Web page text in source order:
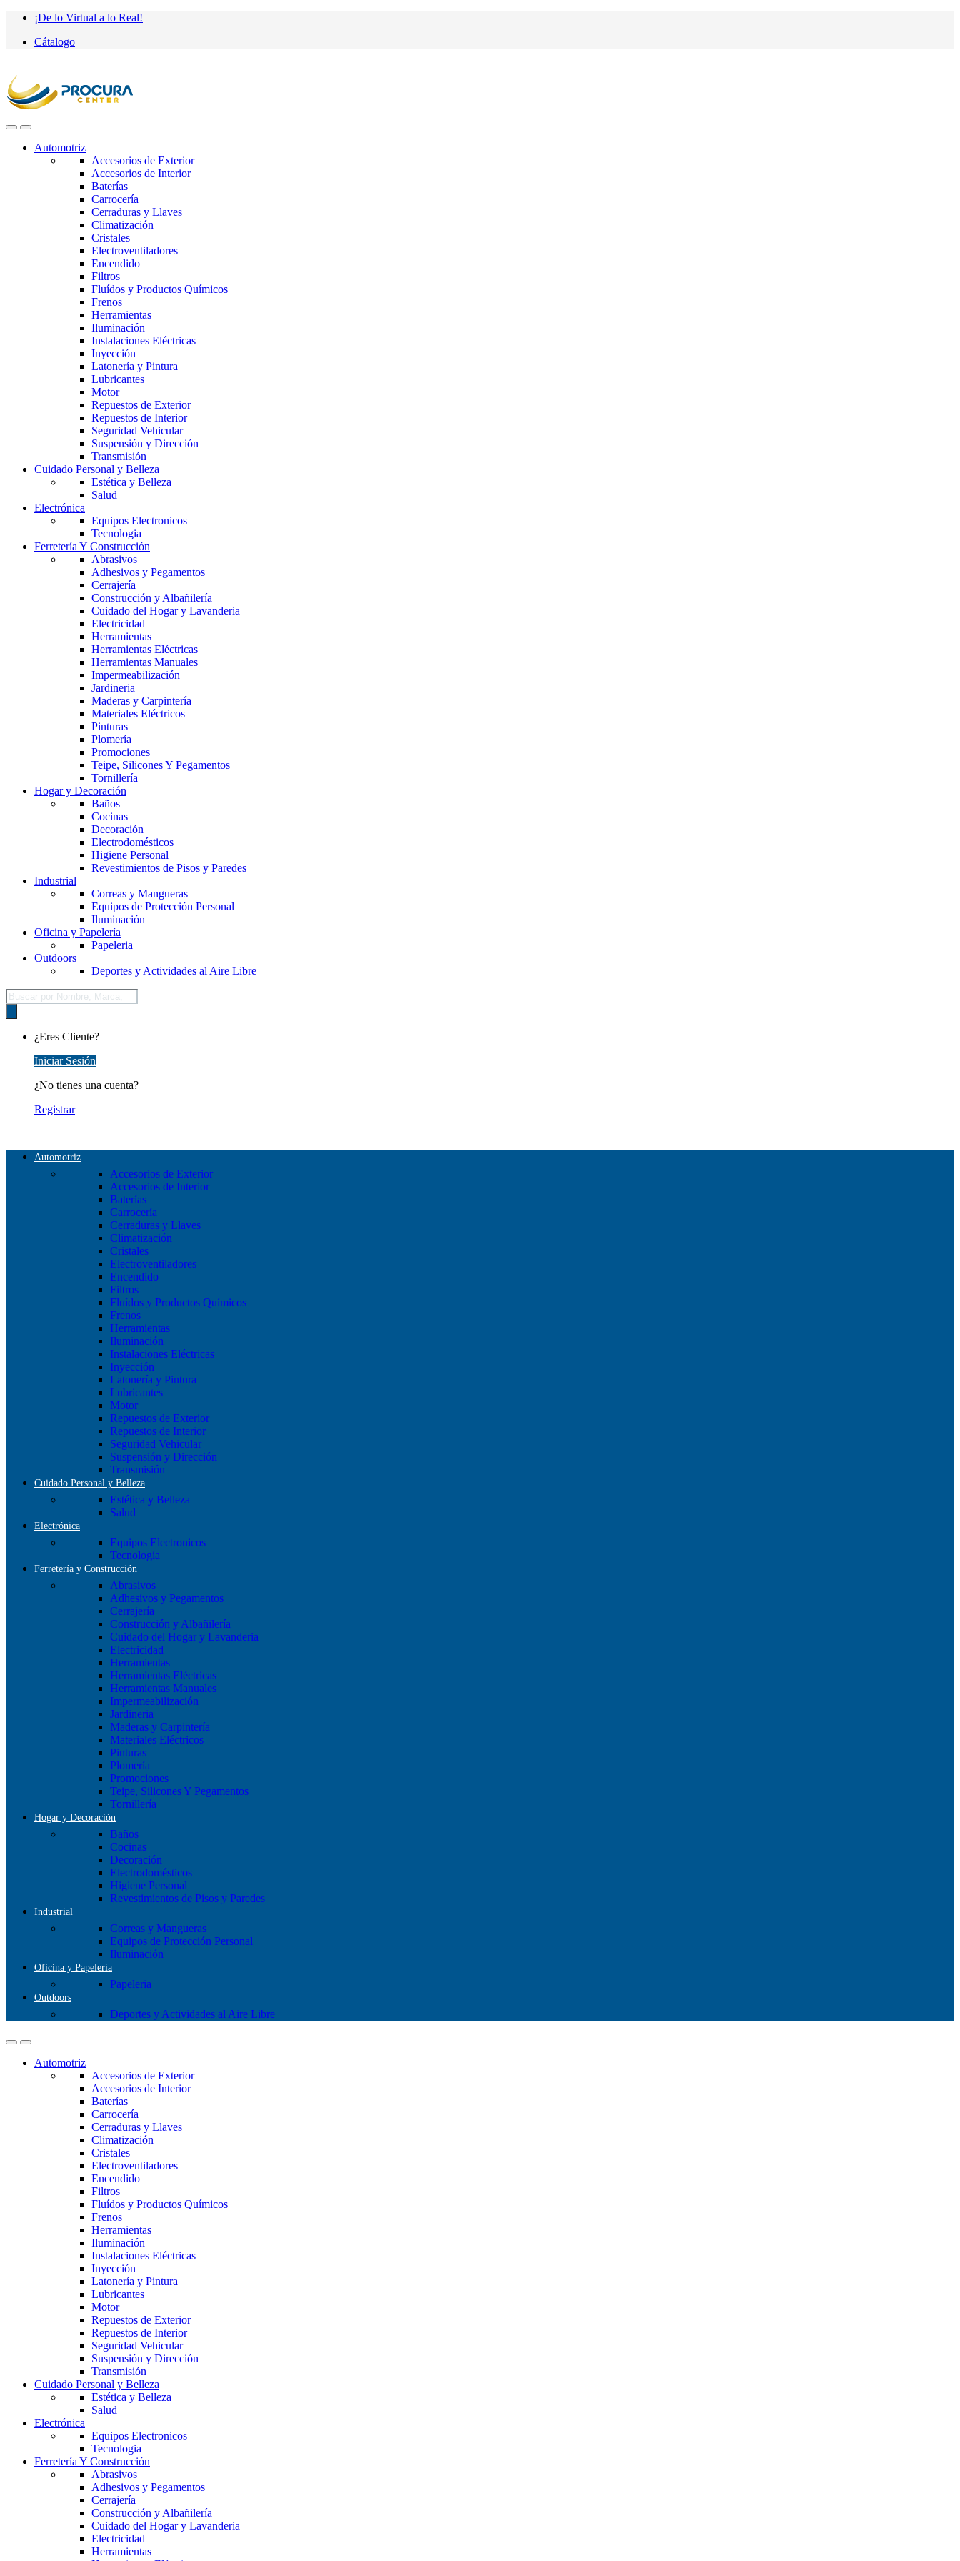
Saltar
navegación
saltar
contenido
¡De lo Virtual a lo Real!
Cátalogo
Automotriz
Accesorios de Exterior
Accesorios de Interior
Baterías
Carrocería
Cerraduras y Llaves
Climatización
Cristales
Electroventiladores
Encendido
Filtros
Fluídos y Productos Químicos
Frenos
Herramientas
Iluminación
Instalaciones Eléctricas
Inyección
Latonería y Pintura
Lubricantes
Motor
Repuestos de Exterior
Repuestos de Interior
Seguridad Vehicular
Suspensión y Dirección
Transmisión
Cuidado Personal y Belleza
Estética y Belleza
Salud
Electrónica
Equipos Electronicos
Tecnologia
Ferretería Y Construcción
Abrasivos
Adhesivos y Pegamentos
Cerrajería
Construcción y Albañilería
Cuidado del Hogar y Lavanderia
Electricidad
Herramientas
Herramientas Eléctricas
Herramientas Manuales
Impermeabilización
Jardineria
Maderas y Carpintería
Materiales Eléctricos
Pinturas
Plomería
Promociones
Teipe, Silicones Y Pegamentos
Tornillería
Hogar y Decoración
Baños
Cocinas
Decoración
Electrodomésticos
Higiene Personal
Revestimientos de Pisos y Paredes
Industrial
Correas y Mangueras
Equipos de Protección Personal
Iluminación
Oficina y Papelería
Papeleria
Outdoors
Deportes y Actividades al Aire Libre
Búsqueda
de
productos
¿Eres Cliente?
Iniciar Sesión
¿No tienes una cuenta?
Registrar
Automotriz
Accesorios de Exterior
Accesorios de Interior
Baterías
Carrocería
Cerraduras y Llaves
Climatización
Cristales
Electroventiladores
Encendido
Filtros
Fluídos y Productos Químicos
Frenos
Herramientas
Iluminación
Instalaciones Eléctricas
Inyección
Latonería y Pintura
Lubricantes
Motor
Repuestos de Exterior
Repuestos de Interior
Seguridad Vehicular
Suspensión y Dirección
Transmisión
Cuidado Personal y Belleza
Estética y Belleza
Salud
Electrónica
Equipos Electronicos
Tecnologia
Ferretería y Construcción
Abrasivos
Adhesivos y Pegamentos
Cerrajería
Construcción y Albañilería
Cuidado del Hogar y Lavanderia
Electricidad
Herramientas
Herramientas Eléctricas
Herramientas Manuales
Impermeabilización
Jardineria
Maderas y Carpintería
Materiales Eléctricos
Pinturas
Plomería
Promociones
Teipe, Silicones Y Pegamentos
Tornillería
Hogar y Decoración
Baños
Cocinas
Decoración
Electrodomésticos
Higiene Personal
Revestimientos de Pisos y Paredes
Industrial
Correas y Mangueras
Equipos de Protección Personal
Iluminación
Oficina y Papelería
Papeleria
Outdoors
Deportes y Actividades al Aire Libre
Automotriz
Accesorios de Exterior
Accesorios de Interior
Baterías
Carrocería
Cerraduras y Llaves
Climatización
Cristales
Electroventiladores
Encendido
Filtros
Fluídos y Productos Químicos
Frenos
Herramientas
Iluminación
Instalaciones Eléctricas
Inyección
Latonería y Pintura
Lubricantes
Motor
Repuestos de Exterior
Repuestos de Interior
Seguridad Vehicular
Suspensión y Dirección
Transmisión
Cuidado Personal y Belleza
Estética y Belleza
Salud
Electrónica
Equipos Electronicos
Tecnologia
Ferretería Y Construcción
Abrasivos
Adhesivos y Pegamentos
Cerrajería
Construcción y Albañilería
Cuidado del Hogar y Lavanderia
Electricidad
Herramientas